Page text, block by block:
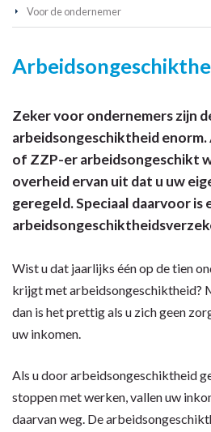
Voor de ondernemer
Zeker voor ondernemers zijn
arbeidsongeschiktheid enorm.
of ZZP-er arbeidsongeschikt
overheid ervan uit dat u uw
geregeld. Speciaal daarvoor is
Wist u dat jaarlijks één op de tien
krijgt met arbeidsongeschiktheid?
dan is het prettig als u zich geen
uw inkomen.
Als u door arbeidsongeschiktheid
stoppen met werken, vallen uw
daarvan weg. De